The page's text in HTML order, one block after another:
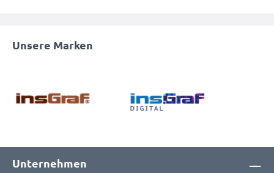
Unsere Marken
Unternehmen